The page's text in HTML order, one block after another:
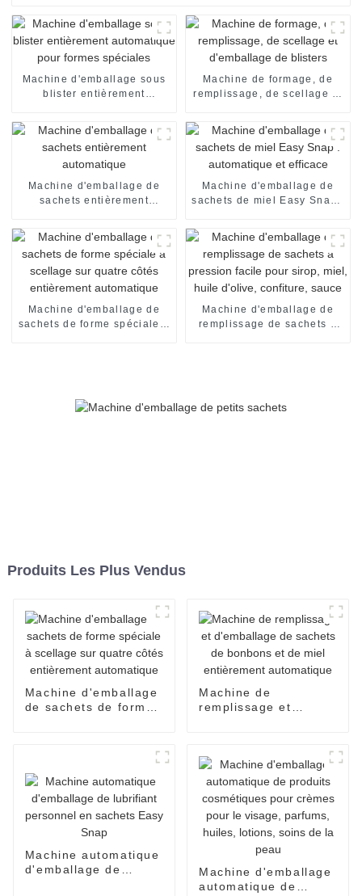
Machine d'emballage sous
blister entièrement
Machine de formage, de
remplissage, de scellage et
Machine d'emballage de
sachets entièrement
Machine d'emballage de
sachets de miel Easy Snap :
Machine d'emballage de
sachets de forme spéciale à
Machine d'emballage de
remplissage de sachets à
Produits Les Plus Vendus
Machine d'emballage
de sachets de forme
Machine de
remplissage et
entièrement
automatique
Machine automatique
d'emballage de
Machine d'emballage
automatique de